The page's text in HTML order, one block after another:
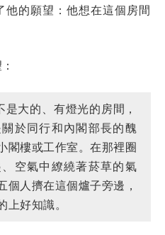
的願望：他想在這個房間
大的、有燈光的房間，
於同行和內閣部長的醜
閣樓或工作室。在那裡圈
空氣中繚繞著菸草的氣
個人擠在這個爐子旁邊，
好知識。